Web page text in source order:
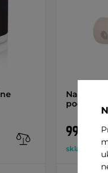
podložky
99 Kč
skladem